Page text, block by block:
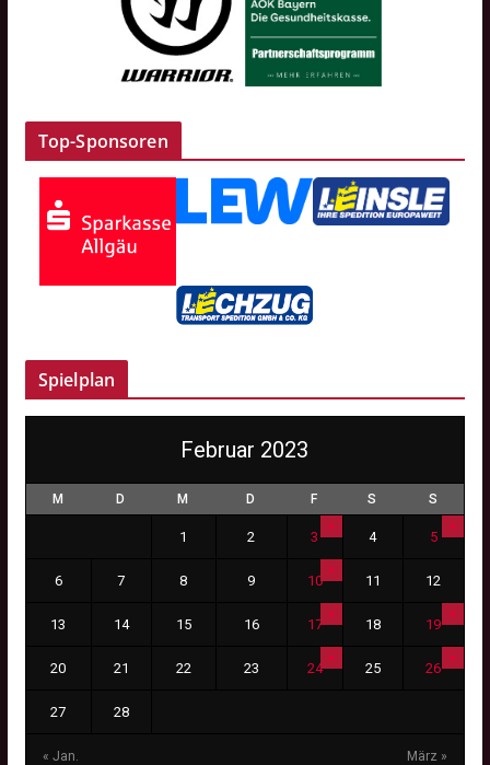
Top-Sponsoren
Spielplan
Februar 2023
M D M D F S S
« Jan. März »
1 2 3 4 5
6 7 8 9 10 11 12
13 14 15 16 17 18 19
20 21 22 23 24 25 26
27 28